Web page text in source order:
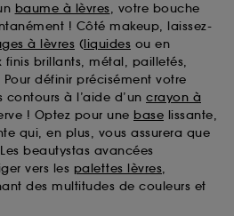
baume à lèvres, votre bouche
! Côté makeup, laissez-
à lèvres (liquides ou en
finis brillants, métal, pailletés,
Pour définir précisément votre
contours à l’aide d’un crayon à
! Optez pour une base lissante,
qui, en plus, vous assurera que
beautystas avancées
vers les palettes lèvres,
des multitudes de couleurs et
techniques, le dépôt et la
requiert votre accord. Vous
vos choix concernant le dépôt
bouton "personnaliser mes
de "tout accepter".
les informations de
ces Cookies, pour les
les données personnelles
lors de votre activité en ligne
tous les cookies, cliques
Voous pouvez à tout
votrte consentement. Si vous